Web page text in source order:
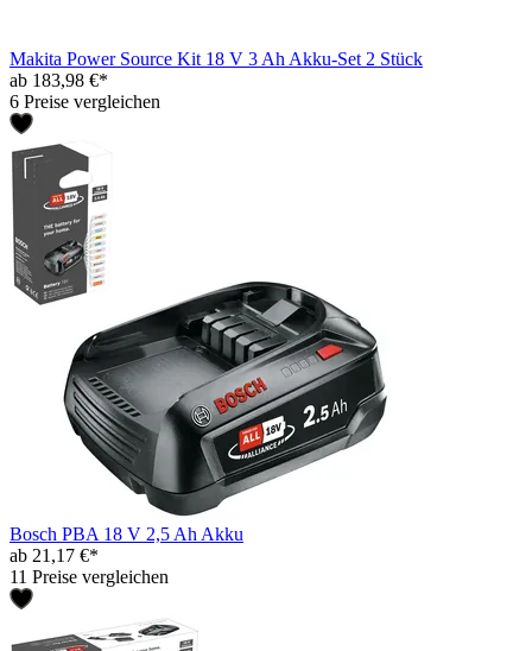
Makita Power Source Kit 18 V 3 Ah Akku-Set 2 Stück
ab 183,98 €*
6 Preise vergleichen
Bosch PBA 18 V 2,5 Ah Akku
ab 21,17 €*
11 Preise vergleichen